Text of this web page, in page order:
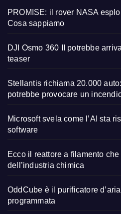
PROMISE: il rover NASA
Cosa sappiamo
DJI Osmo 360 II potrebbe
teaser
Stellantis richiama 20.000
potrebbe provocare un
Microsoft svela come l’AI sta
software
Ecco il reattore a filamento
dell’industria chimica
OddCube è il purificatore
programmata